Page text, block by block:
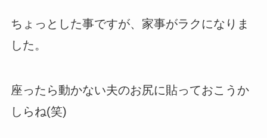
ちょっとした事ですが、家事がラクになりま
した。
座ったら動かない夫のお尻に貼っておこうか
しらね(笑)